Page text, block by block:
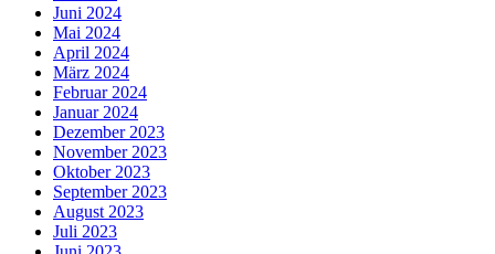
Juni 2024
Mai 2024
April 2024
März 2024
Februar 2024
Januar 2024
Dezember 2023
November 2023
Oktober 2023
September 2023
August 2023
Juli 2023